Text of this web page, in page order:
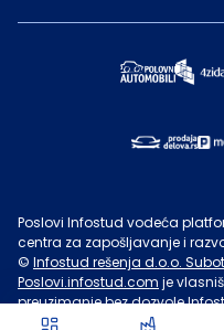
Poslovi Infostud vodeća
centra za zapošljavanje i
© Infostud rešenja d.o.o.
Poslovi.infostud.com je
preuzimanje bez dozvole
u druge svrhe, osim za lične